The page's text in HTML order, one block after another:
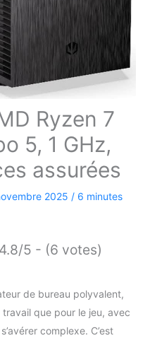
Ryzen 7
5, 1 GHz,
assurées
2025 / 6 minutes
4.8/5 - (6 votes)
de bureau polyvalent,
que pour le jeu, avec
complexe. C’est